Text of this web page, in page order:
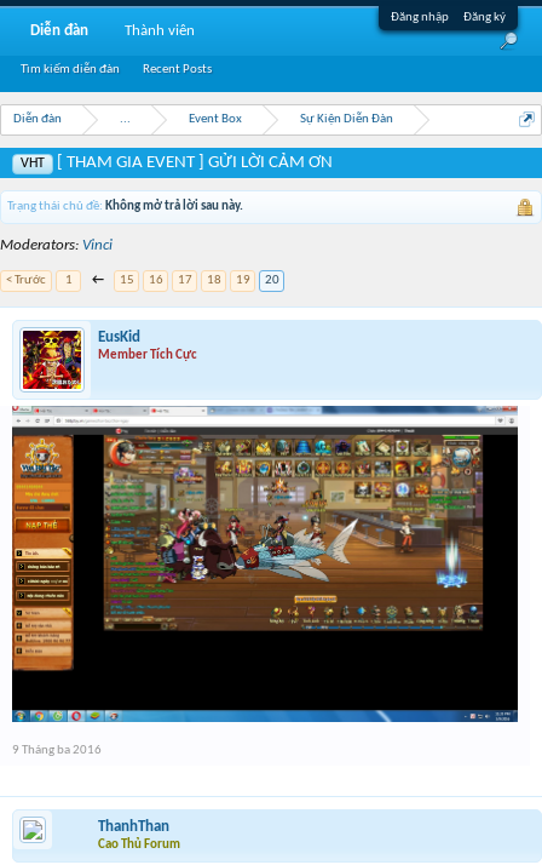
Đăng nhập Đăng ký
Diễn đàn ... Event Box Sự Kiện Diễn Đàn
VHT [ THAM GIA EVENT ] GỬI LỜI CẢM ƠN
Trạng thái chủ đề: Không mở trả lời sau này.
Moderators: Vinci
< Trước 1 ← 15 16 17 18 19 20
EusKid
Member Tích Cực
9 Tháng ba 2016
ThanhThan
Cao Thủ Forum
Diễn đàn
Tìm kiếm diễn đàn Recent Posts
Thành viên